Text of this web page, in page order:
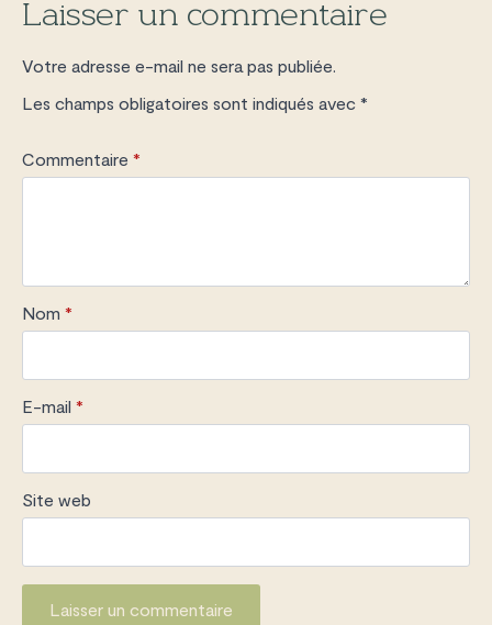
Laisser un commentaire
Votre adresse e-mail ne sera pas publiée.
Les champs obligatoires sont indiqués avec *
Commentaire *
Nom *
E-mail *
Site web